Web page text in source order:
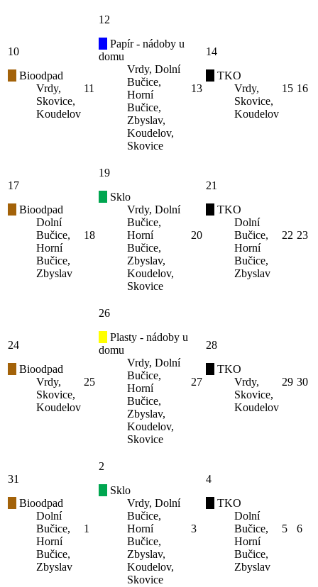
10
Bioodpad
Vrdy,
Skovice,
Koudelov
11
12
Papír - nádoby u
domu
Vrdy, Dolní
Bučice,
Horní
Bučice,
Zbyslav,
Koudelov,
Skovice
13
14
TKO
Vrdy,
Skovice,
Koudelov
15 16
17
Bioodpad
Dolní
Bučice,
Horní
Bučice,
Zbyslav
18
19
Sklo
Vrdy, Dolní
Bučice,
Horní
Bučice,
Zbyslav,
Koudelov,
Skovice
20
21
TKO
Dolní
Bučice,
Horní
Bučice,
Zbyslav
22 23
24
Bioodpad
Vrdy,
Skovice,
Koudelov
25
26
Plasty - nádoby u
domu
Vrdy, Dolní
Bučice,
Horní
Bučice,
Zbyslav,
Koudelov,
Skovice
27
28
TKO
Vrdy,
Skovice,
Koudelov
29 30
31
Bioodpad
Dolní
Bučice,
Horní
Bučice,
Zbyslav
1
2
Sklo
Vrdy, Dolní
Bučice,
Horní
Bučice,
Zbyslav,
Koudelov,
Skovice
3
4
TKO
Dolní
Bučice,
Horní
Bučice,
Zbyslav
5 6